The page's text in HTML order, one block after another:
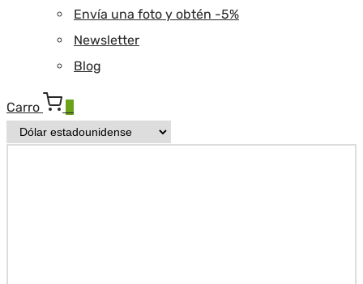
Envía una foto y obtén -5%
Newsletter
Blog
Carro